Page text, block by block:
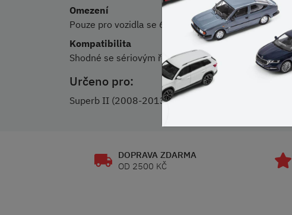
Omezení
Pouze pro vozidla se 6° manuální převodovkou.
Kompatibilita
Shodné se sériovým řešením.
Určeno pro:
Superb II (2008-2013)
DOPRAVA ZDARMA
OD 2500 KČ